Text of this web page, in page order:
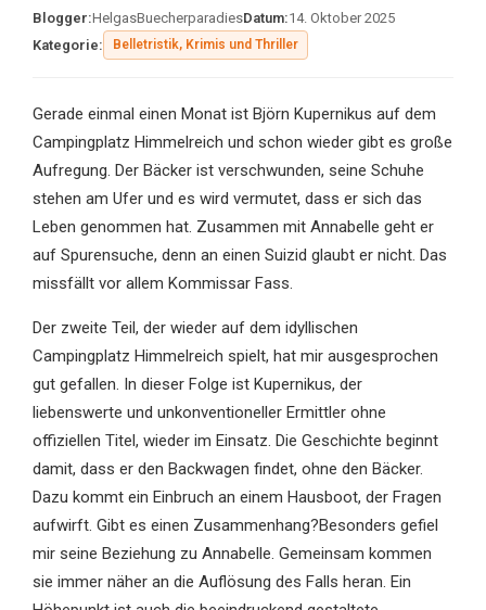
Blogger:HelgasBuecherparadiesDatum:14. Oktober 2025
Kategorie:
Belletristik, Krimis und Thriller
Gerade einmal einen Monat ist Björn Kupernikus auf dem
Campingplatz Himmelreich und schon wieder gibt es große
Aufregung. Der Bäcker ist verschwunden, seine Schuhe
stehen am Ufer und es wird vermutet, dass er sich das
Leben genommen hat. Zusammen mit Annabelle geht er
auf Spurensuche, denn an einen Suizid glaubt er nicht. Das
missfällt vor allem Kommissar Fass.
Der zweite Teil, der wieder auf dem idyllischen
Campingplatz Himmelreich spielt, hat mir ausgesprochen
gut gefallen. In dieser Folge ist Kupernikus, der
liebenswerte und unkonventioneller Ermittler ohne
offiziellen Titel, wieder im Einsatz. Die Geschichte beginnt
damit, dass er den Backwagen findet, ohne den Bäcker.
Dazu kommt ein Einbruch an einem Hausboot, der Fragen
aufwirft. Gibt es einen Zusammenhang?Besonders gefiel
mir seine Beziehung zu Annabelle. Gemeinsam kommen
sie immer näher an die Auflösung des Falls heran. Ein